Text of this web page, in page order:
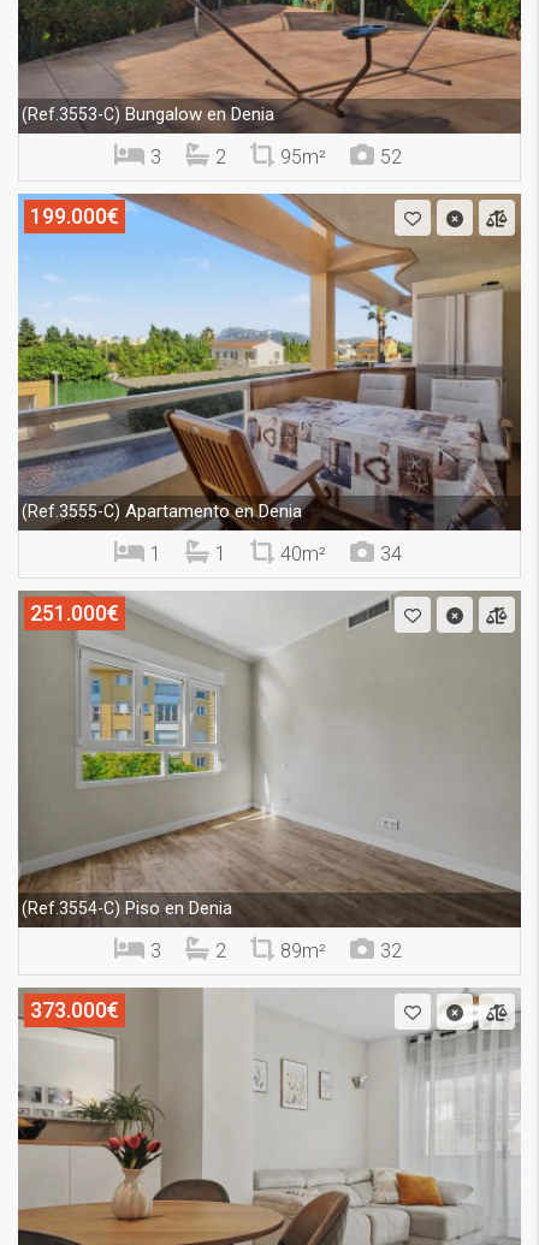
(Ref.3553-C) Bungalow en Denia
3 2 95m² 52
199.000€
(Ref.3555-C) Apartamento en Denia
1 1 40m² 34
251.000€
(Ref.3554-C) Piso en Denia
3 2 89m² 32
373.000€